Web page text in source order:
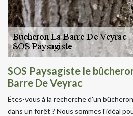
SOS Paysagiste le
Barre De Veyrac
Êtes-vous à la recherche d'un
dans un forêt ? Nous sommes l'idéal